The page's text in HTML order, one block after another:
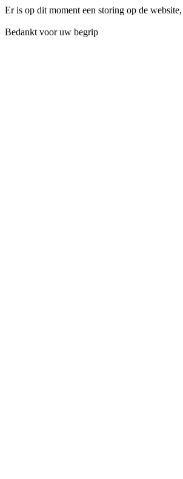
Er is op dit moment een storing op de
Bedankt voor uw begrip